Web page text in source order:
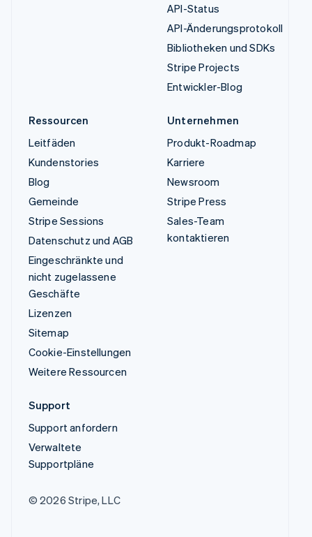
API-Status
API-Änderungsprotokoll
Bibliotheken und SDKs
Stripe Projects
Entwickler-Blog
Ressourcen
Leitfäden
Kundenstories
Blog
Gemeinde
Stripe Sessions
Datenschutz und AGB
Eingeschränkte und
nicht zugelassene
Geschäfte
Lizenzen
Sitemap
Cookie-Einstellungen
Weitere Ressourcen
Unternehmen
Produkt-Roadmap
Karriere
Newsroom
Stripe Press
Sales-Team
kontaktieren
Support
Support anfordern
Verwaltete
Supportpläne
© 2026 Stripe, LLC